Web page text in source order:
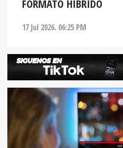
FORMATO HÍBRIDO
17 Jul 2026. 06:25 PM